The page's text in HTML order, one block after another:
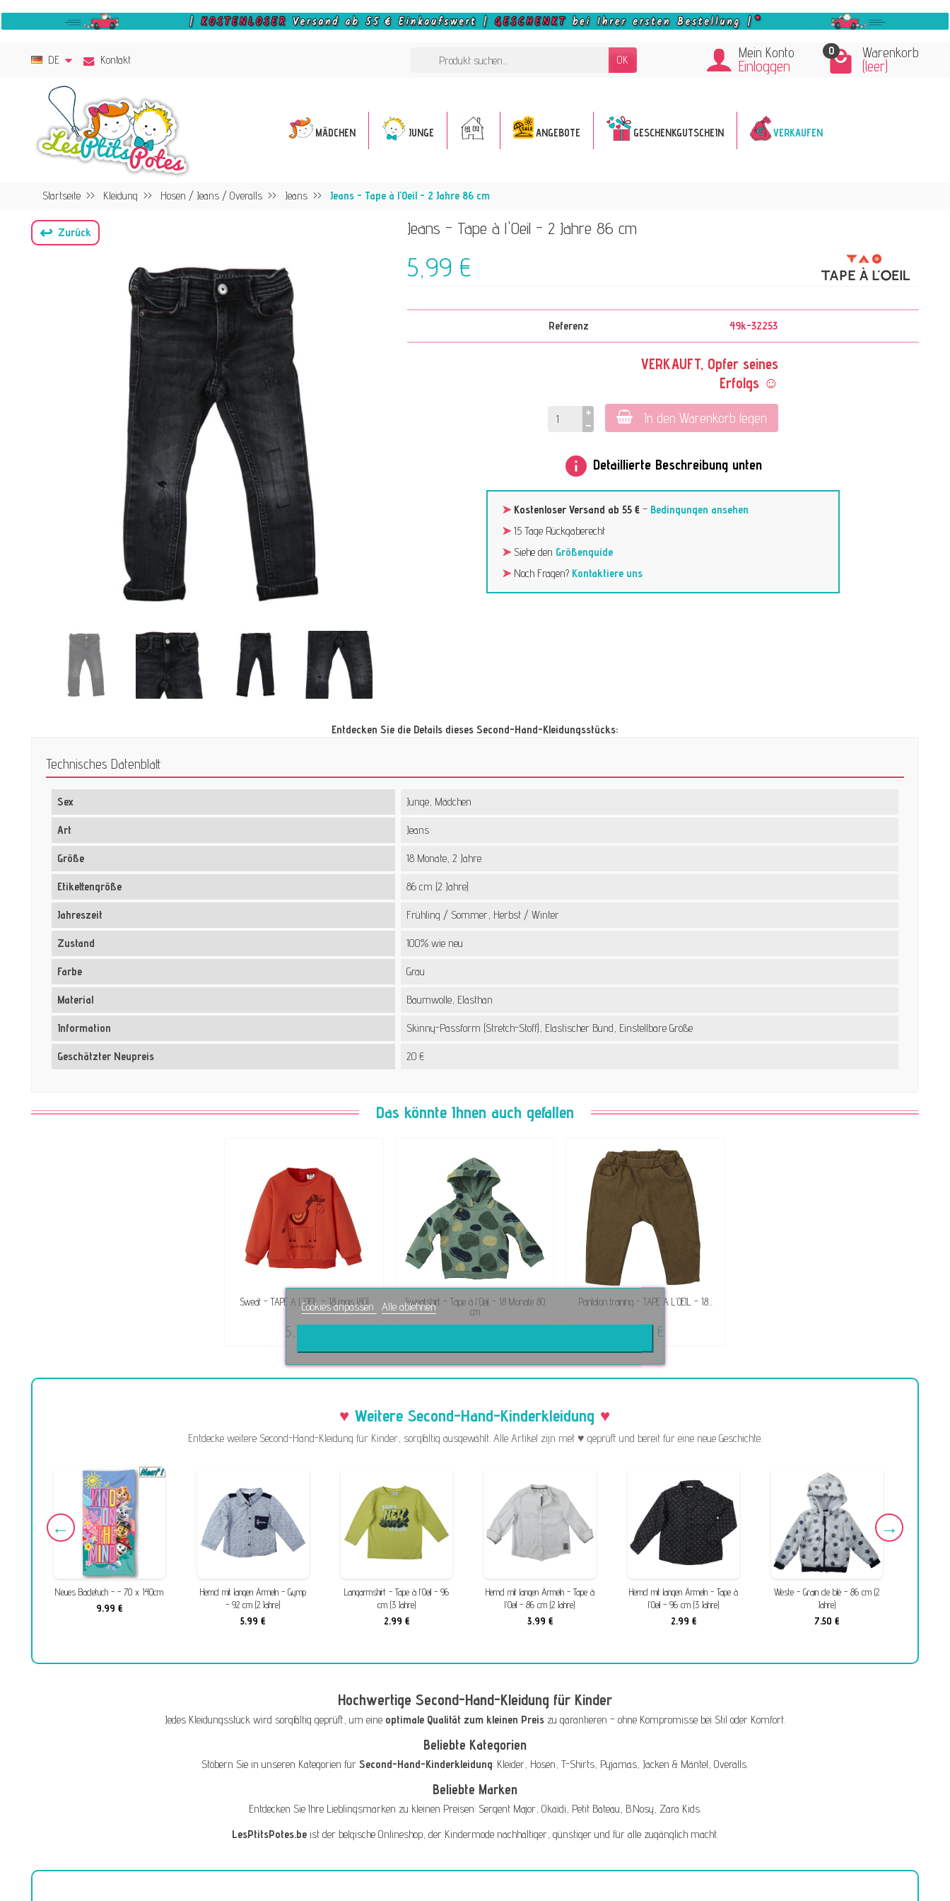
DE Kontakt OK Mein Konto
Einloggen
0 Warenkorb
(leer)
MÄDCHEN JUNGE ANGEBOTE GESCHENKGUTSCHEIN VERKAUFEN
Startseite Kleidung Hosen / Jeans / Overalls Jeans Jeans - Tape à l'Oeil - 2 Jahre 86 cm
↩ Zurück Jeans - Tape à l'Oeil - 2 Jahre 86 cm
5,99 €
Referenz 49k-32253
VERKAUFT, Opfer seines
Erfolgs ☺
In den Warenkorb legen
info Detaillierte Beschreibung unten
➤ Kostenloser Versand ab 55 €– Bedingungen ansehen
➤15 Tage Rückgaberecht
➤Siehe den Größenguide
➤Noch Fragen? Kontaktiere uns
Entdecken Sie die Details dieses Second-Hand-Kleidungsstücks:
Technisches Datenblatt
Sex Junge, Mädchen
Art Jeans
Größe 18 Monate, 2 Jahre
Etikettengröße 86 cm (2 Jahre)
Jahreszeit Frühling / Sommer, Herbst / Winter
Zustand 100% wie neu
Farbe Grau
Material Baumwolle, Elasthan
Information Skinny-Passform (Stretch-Stoff), Elastischer Bund, Einstellbare Größe
Geschätzter Neupreis 20 €
Das könnte Ihnen auch gefallen
Sweat - TAPE A L'OEIL - 18 mois (80)
5,99 €
Sweatshirt - Tape à l'Oeil - 18 Monate 80
cm
Pantalon training - TAPE A L'OEIL - 18...
3,50 €
Weitere Second-Hand-Kinderkleidung
Entdecke weitere Second-Hand-Kleidung für Kinder, sorgfältig ausgewählt. Alle Artikel zijn met ♥ geprüft und bereit für eine neue Geschichte.
Neues Badetuch - - 70 x 140cm
9,99 €
Hemd mit langen Ärmeln - Gymp
- 92 cm (2 Jahre)
5,99 €
Langarmshirt - Tape à l'Oeil - 96
cm (3 Jahre)
2,99 €
Hemd mit langen Ärmeln - Tape à
l'Oeil - 86 cm (2 Jahre)
3,99 €
Hemd mit langen Ärmeln - Tape à
l'Oeil - 96 cm (3 Jahre)
2,99 €
Weste - Grain de blé - 86 cm (2
Jahre)
7,50 €
Hochwertige Second-Hand-Kleidung für Kinder
Jedes Kleidungsstück wird sorgfältig geprüft, um eine optimale Qualität zum kleinen Preiszu garantieren – ohne Kompromisse bei Stil oder Komfort.
Beliebte Kategorien
Stöbern Sie in unseren Kategorien fürSecond-Hand-Kinderkleidung: Kleider, Hosen,T-Shirts, Pyjamas, Jacken & Mäntel,Overalls.
Beliebte Marken
Entdecken Sie Ihre Lieblingsmarken zu kleinen Preisen: Sergent Major, Okaïdi, Petit Bateau, B.Nosy, Zara Kids.
LesPtitsPotes.beist der belgische Onlineshop, der Kindermode nachhaltiger, günstiger und für alle zugänglich macht.
Cookies anpassen Alle ablehnen